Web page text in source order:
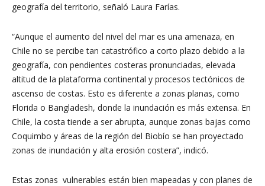
geografía del territorio, señaló Laura Farías.
“Aunque el aumento del nivel del mar es una amenaza, en
Chile no se percibe tan catastrófico a corto plazo debido a la
geografía, con pendientes costeras pronunciadas, elevada
altitud de la plataforma continental y procesos tectónicos de
ascenso de costas. Esto es diferente a zonas planas, como
Florida o Bangladesh, donde la inundación es más extensa. En
Chile, la costa tiende a ser abrupta, aunque zonas bajas como
Coquimbo y áreas de la región del Biobío se han proyectado
zonas de inundación y alta erosión costera”, indicó.
Estas zonas vulnerables están bien mapeadas y con planes de